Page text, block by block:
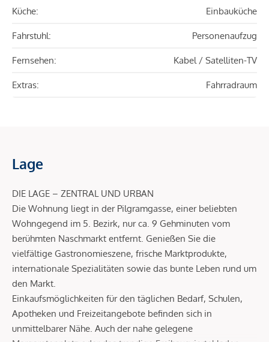
Küche: Einbauküche
Fahrstuhl: Personenaufzug
Fernsehen: Kabel / Satelliten-TV
Extras: Fahrradraum
Lage
DIE LAGE – ZENTRAL UND URBAN
Die Wohnung liegt in der Pilgramgasse, einer beliebten
Wohngegend im 5. Bezirk, nur ca. 9 Gehminuten vom
berühmten Naschmarkt entfernt. Genießen Sie die
vielfältige Gastronomieszene, frische Marktprodukte,
internationale Spezialitäten sowie das bunte Leben rund um
den Markt.
Einkaufsmöglichkeiten für den täglichen Bedarf, Schulen,
Apotheken und Freizeitangebote befinden sich in
unmittelbarer Nähe. Auch der nahe gelegene